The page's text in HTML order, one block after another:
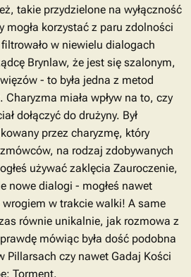
takie przydzielone na wyłączność
mogła korzystać z paru zdolności
w niewielu dialogach
Brynlaw, że jest się szalonym,
- to była jedna z metod
miała wpływ na to, czy
dołączyć do drużyny. Był
przez charyzmę, który
na rodzaj zdobywanych
używać zaklęcia Zauroczenie,
nowe dialogi - mogłeś nawet
w trakcie walki! A same
równie unikalnie, jak rozmowa z
mówiąc była dość podobna
Pillarsach czy nawet Gadaj Kości
Torment.